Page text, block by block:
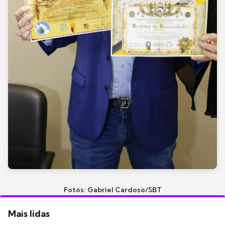
Fotos: Gabriel Cardoso/SBT
Mais lidas